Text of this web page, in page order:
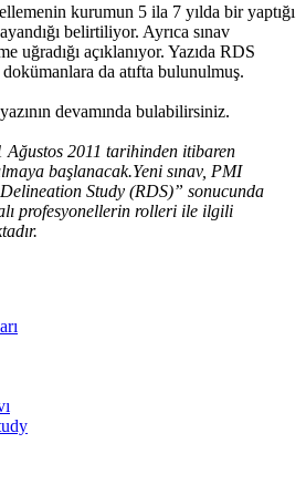
kurumun 5 ila 7 yılda bir yaptığı
belirtiliyor. Ayrıca sınav
uğradığı açıklanıyor. Yazıda RDS
da atıfta bulunulmuş.
devamında bulabilirsiniz.
Ağustos 2011 tarihinden itibaren
başlanacak.Yeni sınav, PMI
Study (RDS)” sonucunda
profesyonellerin rolleri ile ilgili